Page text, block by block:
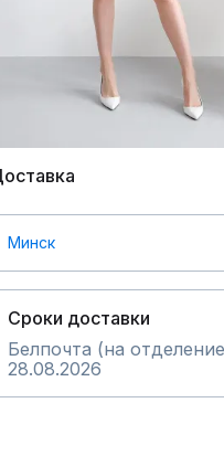
Минск
Сроки доставки
Белпочта (на
28.08.2026